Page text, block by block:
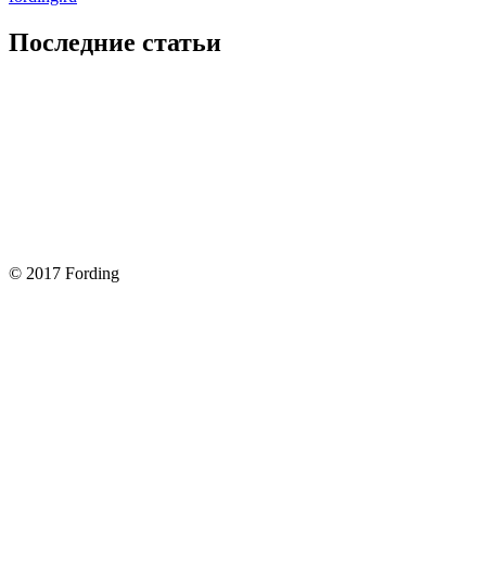
Последние статьи
© 2017 Fording